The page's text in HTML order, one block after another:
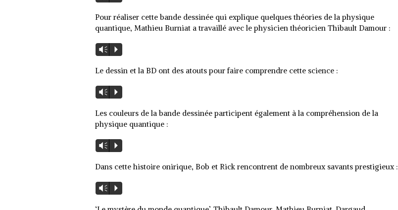
audio
Pour réaliser cette bande dessinée qui explique quelques théories de la physique
quantique, Mathieu Burniat a travaillé avec le physicien théoricien Thibault Damour :
Lecteur
audio
Vm P
Le dessin et la BD ont des atouts pour faire comprendre cette science :
Lecteur
audio
Vm P
Les couleurs de la bande dessinée participent également à la compréhension de la
physique quantique :
Lecteur
audio
Vm P
Dans cette histoire onirique, Bob et Rick rencontrent de nombreux savants prestigieux :
Lecteur
audio
Vm P